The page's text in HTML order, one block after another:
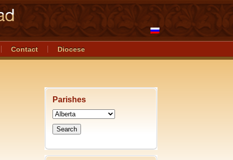
Contact Diocese
Parishes